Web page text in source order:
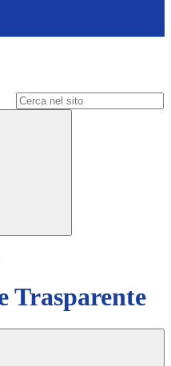
Trasparente